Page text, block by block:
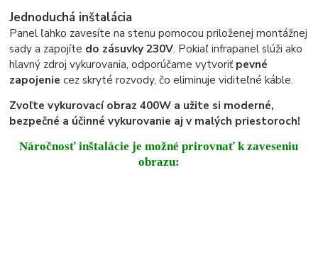
Jednoduchá inštalácia
Panel ľahko zavesíte na stenu pomocou priloženej montážnej
sady a zapojíte do zásuvky 230V. Pokiaľ infrapanel slúži ako
hlavný zdroj vykurovania, odporúčame vytvoriťpevné
zapojenie cez skryté rozvody, čo eliminuje viditeľné káble.
Zvoľte vykurovací obraz 400W a užite si moderné,
bezpečné a účinné vykurovanie aj v malých priestoroch!
Náročnosť inštalácie je možné prirovnať k zaveseniu
obrazu: